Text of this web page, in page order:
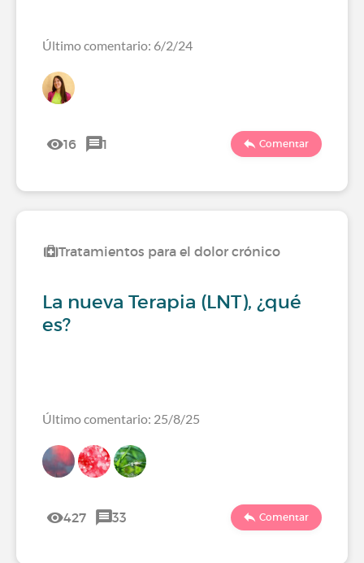
Último comentario: 6/2/24
16 1 Comentar
Tratamientos para el dolor crónico
La nueva Terapia (LNT), ¿qué
es?
Último comentario: 25/8/25
427 33 Comentar